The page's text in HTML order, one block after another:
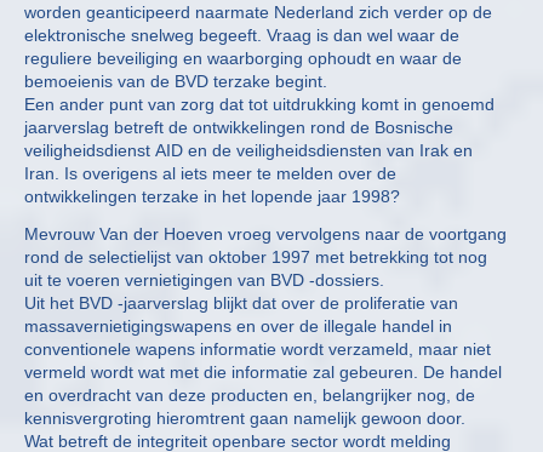
worden geanticipeerd naarmate Nederland zich verder op de
elektronische snelweg begeeft. Vraag is dan wel waar de
reguliere beveiliging en waarborging ophoudt en waar de
bemoeienis van de BVD terzake begint.
Een ander punt van zorg dat tot uitdrukking komt in genoemd
jaarverslag betreft de ontwikkelingen rond de Bosnische
veiligheidsdienst AID en de veiligheidsdiensten van Irak en
Iran. Is overigens al iets meer te melden over de
ontwikkelingen terzake in het lopende jaar 1998?
Mevrouw Van der Hoeven vroeg vervolgens naar de voortgang
rond de selectielijst van oktober 1997 met betrekking tot nog
uit te voeren vernietigingen van BVD -dossiers.
Uit het BVD -jaarverslag blijkt dat over de proliferatie van
massavernietigingswapens en over de illegale handel in
conventionele wapens informatie wordt verzameld, maar niet
vermeld wordt wat met die informatie zal gebeuren. De handel
en overdracht van deze producten en, belangrijker nog, de
kennisvergroting hieromtrent gaan namelijk gewoon door.
Wat betreft de integriteit openbare sector wordt melding